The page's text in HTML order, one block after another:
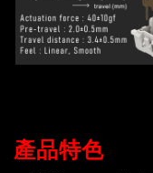
產品特色